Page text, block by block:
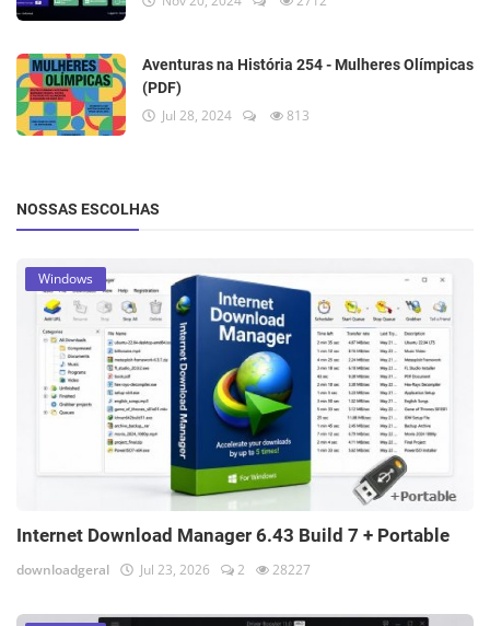
Aventuras na História 254 - Mulheres Olímpicas
(PDF)
Jul 28, 2024 813
NOSSAS ESCOLHAS
Windows
Internet Download Manager 6.43 Build 7 + Portable
downloadgeral Jul 23, 2026 2 28227